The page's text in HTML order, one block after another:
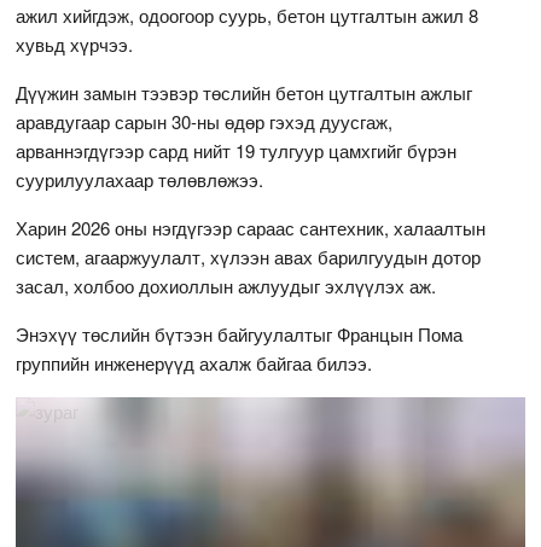
ажил хийгдэж, одоогоор суурь, бетон цутгалтын ажил 8
хувьд хүрчээ.
Дүүжин замын тээвэр төслийн бетон цутгалтын ажлыг
аравдугаар сарын 30-ны өдөр гэхэд дуусгаж,
арваннэгдүгээр сард нийт 19 тулгуур цамхгийг бүрэн
суурилуулахаар төлөвлөжээ.
Харин 2026 оны нэгдүгээр сараас сантехник, халаалтын
систем, агааржуулалт, хүлээн авах барилгуудын дотор
засал, холбоо дохиоллын ажлуудыг эхлүүлэх аж.
Энэхүү төслийн бүтээн байгуулалтыг Францын Пома
группийн инженерүүд ахалж байгаа билээ.